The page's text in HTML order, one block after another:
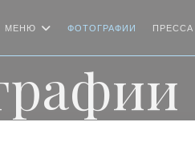
МЕНЮ ФОТОГРАФИИ ПРЕССА